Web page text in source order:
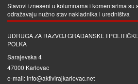
Stavovi izneseni u kolumnama i komentarima su
odražavaju nužno stav nakladnika i uredništva
UDRUGA ZA RAZVOJ GRAĐANSKE I
POLKA
Sarajevska 4
47000 Karlovac
e-mail: info@aktivirajkarlovac.net